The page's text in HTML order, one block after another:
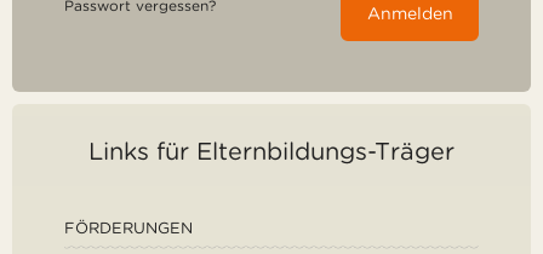
Passwort vergessen? Anmelden
Links für Elternbildungs-Träger
FÖRDERUNGEN